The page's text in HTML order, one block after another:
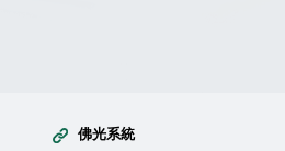
佛光系統